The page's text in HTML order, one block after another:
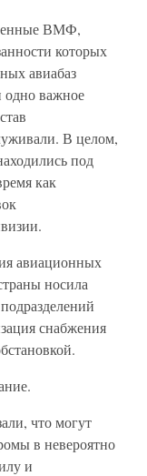
ВМФ,
которых
авиабаз
важное
В целом,
под
как
авиационных
носила
снабжения
что могут
в невероятно
и